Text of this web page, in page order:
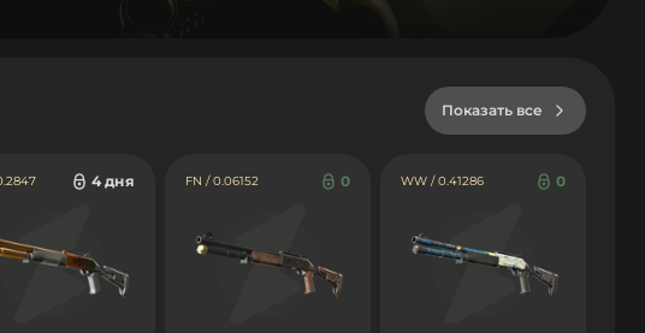
Показать все
4 дня FN / 0.06152 0 WW / 0.41286 0